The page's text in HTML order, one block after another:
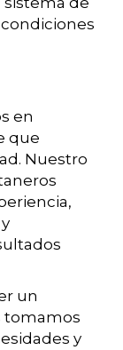
en
que
Nuestro
un
tomamos
y